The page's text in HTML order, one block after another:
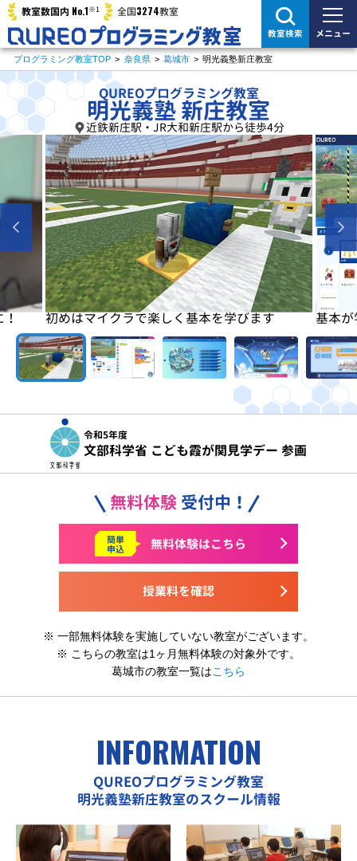
教室数国内 No.1※1 全国3274教室
教室検索 メニュー
プログラミング教室TOP > 奈良県 > 葛城市 > 明光義塾新庄教室
QUREOプログラミング教室
明光義塾 新庄教室
近鉄新庄駅・JR大和新庄駅から徒歩4分
！ 初めはマイクラで楽しく基本を学びます 基本
令和5年度
文部科学省 こども霞が関見学デー 参画
無料体験 受付中！
授業料を確認
簡単
申込 無料体験はこちら
※ 一部無料体験を実施していない教室がございます。
※ こちらの教室は1ヶ月無料体験の対象外です。
葛城市の教室一覧はこちら
INFORMATION
QUREOプログラミング教室
明光義塾新庄教室のスクール情報